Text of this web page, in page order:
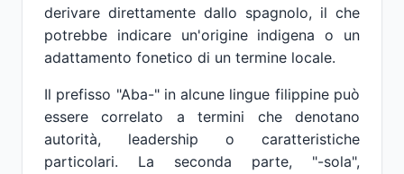
derivare direttamente dallo spagnolo, il che
potrebbe indicare un'origine indigena o un
adattamento fonetico di un termine locale.
Il prefisso "Aba-" in alcune lingue filippine può
essere correlato a termini che denotano
autorità, leadership o caratteristiche
particolari. La seconda parte, "-sola",